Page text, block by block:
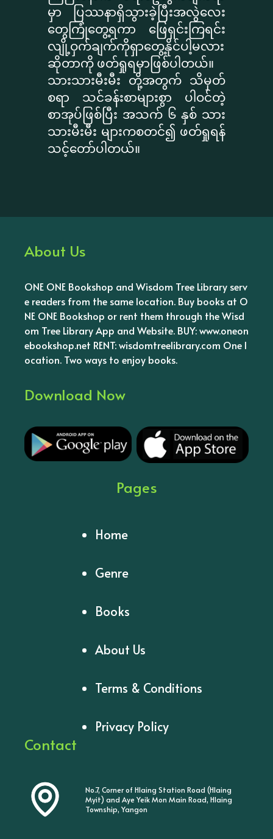
မှာ ပြဿနာရှိသွားခဲ့ပြီးအလွဲလေး
တွေကြုံတွေ့ရကာ ဖြေရှင်းကြရင်း
လျို့ဝှက်ချက်ကိုရှာတွေ့နိုင်ပါ့မလား
ဆိုတာကို ဖတ်ရှုရမှာဖြစ်ပါတယ်။
သားသားမီးမီး တို့အတွက် သိမှတ်
စရာ သင်ခန်းစာများစွာ ပါဝင်တဲ့
စာအုပ်ဖြစ်ပြီး အသက် ၆ နှစ် သား
သားမီးမီး များကစတင်၍ ဖတ်ရှုရန်
သင့်တော်ပါတယ်။
About Us
ONE ONE Bookshop and Wisdom Tree Library serv
e readers from the same location. Buy books at O
NE ONE Bookshop or rent them through the Wisd
om Tree Library App and Website. BUY: www.oneon
ebookshop.net RENT: wisdomtreelibrary.com One l
ocation. Two ways to enjoy books.
Download Now
Pages
Home
Genre
Books
About Us
Terms & Conditions
Privacy Policy
Contact
No.7, Corner of Hlaing Station Road (Hlaing
Myit) and Aye Yeik Mon Main Road, Hlaing
Township, Yangon